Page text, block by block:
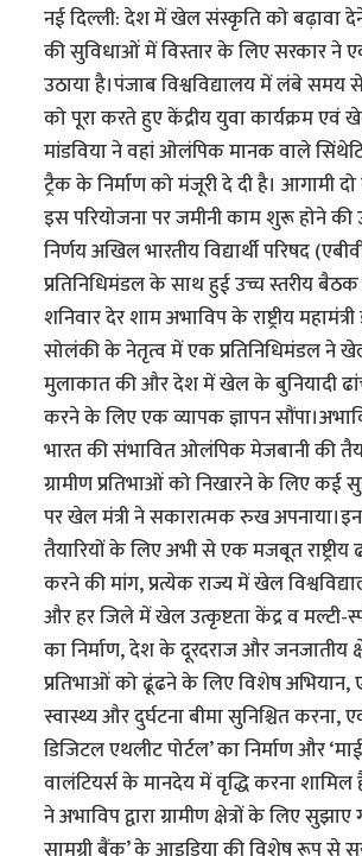
नई दिल्ली: देश में खेल संस्कृति को बढ़ावा
की सुविधाओं में विस्तार के लिए सरकार ने
उठाया है।पंजाब विश्वविद्यालय में लंबे समय
को पूरा करते हुए केंद्रीय युवा कार्यक्रम एवं
मांडविया ने वहां ओलंपिक मानक वाले
ट्रैक के निर्माण को मंजूरी दे दी है। आगामी
इस परियोजना पर जमीनी काम शुरू होने की
निर्णय अखिल भारतीय विद्यार्थी परिषद
प्रतिनिधिमंडल के साथ हुई उच्च स्तरीय
शनिवार देर शाम अभाविप के राष्ट्रीय महामंत्री
सोलंकी के नेतृत्व में एक प्रतिनिधिमंडल ने
मुलाकात की और देश में खेल के बुनियादी
करने के लिए एक व्यापक ज्ञापन
भारत की संभावित ओलंपिक मेजबानी की
ग्रामीण प्रतिभाओं को निखारने के लिए कई
पर खेल मंत्री ने सकारात्मक रुख
तैयारियों के लिए अभी से एक मजबूत राष्ट्रीय
करने की मांग, प्रत्येक राज्य में खेल
और हर जिले में खेल उत्कृष्टता केंद्र व मल्टी-
का निर्माण, देश के दूरदराज और जनजातीय
प्रतिभाओं को ढूंढने के लिए विशेष अभियान,
स्वास्थ्य और दुर्घटना बीमा सुनिश्चित करना, एक
डिजिटल एथलीट पोर्टल’ का निर्माण और
वालंटियर्स के मानदेय में वृद्धि करना शामिल
ने अभाविप द्वारा ग्रामीण क्षेत्रों के लिए सुझाए